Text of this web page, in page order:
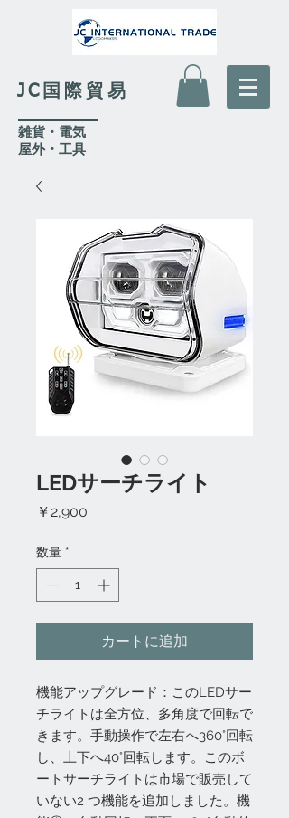
JC国際貿易
​雑貨・電気
​屋外・工具
LEDサーチライト
￥2,900
数量 *
カートに追加
機能アップグレード：このLEDサー
チライトは全方位、多角度で回転で
きます。手動操作で左右へ360°回転
し、上下へ40°回転します。このボ
ートサーチライトは市場で販売して
いない2 つ機能を追加しました。機